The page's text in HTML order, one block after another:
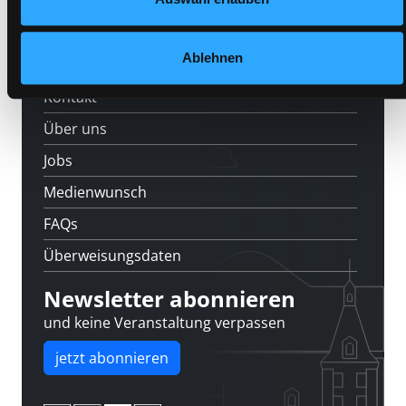
Ablehnen
Kontakt
Über uns
Jobs
Medienwunsch
FAQs
Überweisungsdaten
Newsletter abonnieren
und keine Veranstaltung verpassen
jetzt abonnieren